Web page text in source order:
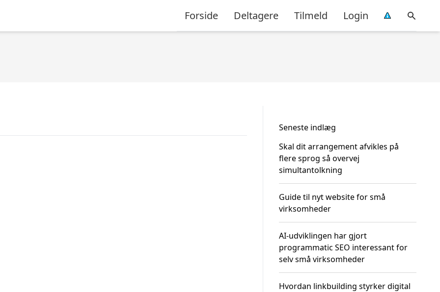
Forside Deltagere Tilmeld Login
Seneste indlæg
Skal dit arrangement afvikles på
flere sprog så overvej
simultantolkning
Guide til nyt website for små
virksomheder
AI-udviklingen har gjort
programmatic SEO interessant for
selv små virksomheder
Hvordan linkbuilding styrker digital